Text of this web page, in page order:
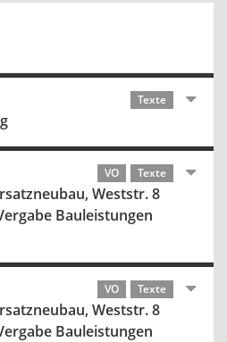
Texte
VO Texte
Weststr. 8
Bauleistungen
VO Texte
Weststr. 8
Bauleistungen